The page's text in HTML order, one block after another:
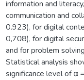
information and
communication and
0.923), for digital
0,708), for digital
and for problem
Statistical analysis
significance level of α